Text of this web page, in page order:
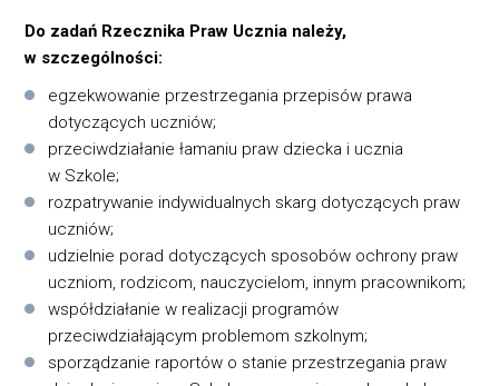
Do zadań Rzecznika Praw Ucznia należy,
w szczególności:
egzekwowanie przestrzegania przepisów prawa
dotyczących uczniów;
przeciwdziałanie łamaniu praw dziecka i ucznia
w Szkole;
rozpatrywanie indywidualnych skarg dotyczących praw
uczniów;
udzielnie porad dotyczących sposobów ochrony praw
uczniom, rodzicom, nauczycielom, innym pracownikom;
współdziałanie w realizacji programów
przeciwdziałającym problemom szkolnym;
sporządzanie raportów o stanie przestrzegania praw